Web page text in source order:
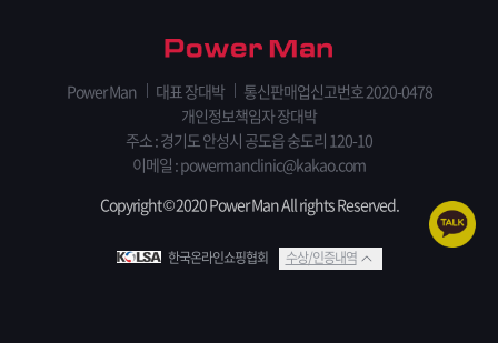
Power Man 대표 장대박
통신판매업신고번호 2020-0478
개인정보책임자 장대박
주소 : 경기도 안성시 공도읍 숭도리 120-10
이메일 : powermanclinic@kakao.com
Copyright © 2020 Power Man All rights Reserved.
한국온라인쇼핑협회 수상/인증내역